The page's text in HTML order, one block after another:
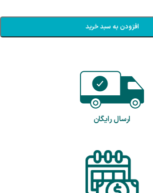
افزودن به سبد خرید
ارسال رایگان